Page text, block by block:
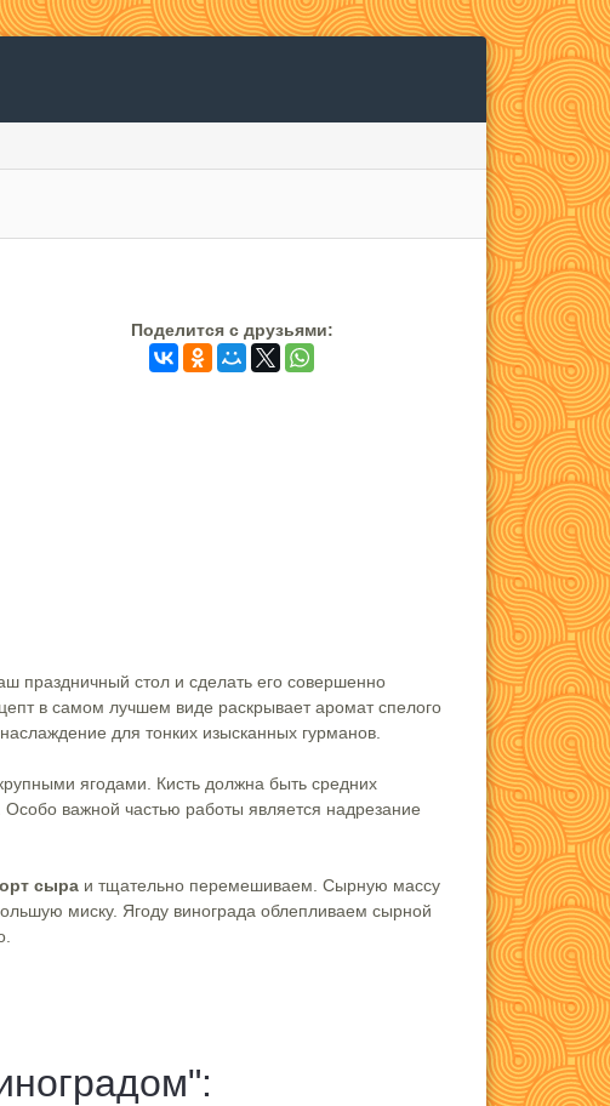
Поделится c друзьями:
праздничный стол и сделать его совершенно
в самом лучшем виде раскрывает аромат спелого
для тонких изысканных гурманов.
ягодами. Кисть должна быть средних
важной частью работы является надрезание
сыра и тщательно перемешиваем. Сырную массу
миску. Ягоду винограда облепливаем сырной